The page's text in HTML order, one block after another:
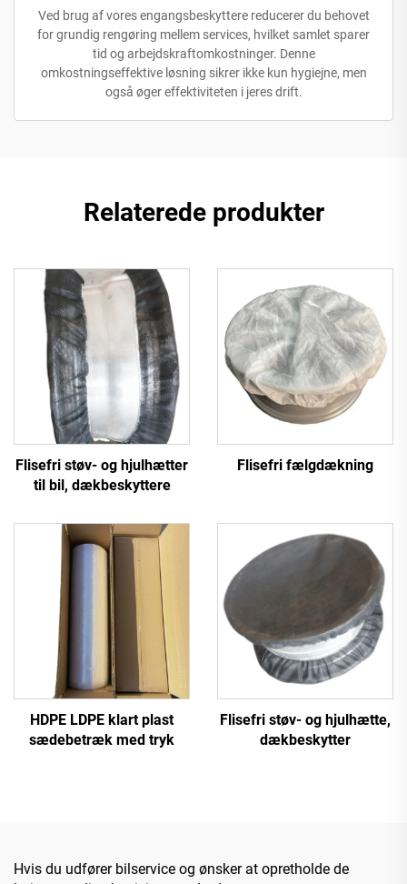
Ved brug af vores engangsbeskyttere reducerer du behovet
for grundig rengøring mellem services, hvilket samlet sparer
tid og arbejdskraftomkostninger. Denne
omkostningseffektive løsning sikrer ikke kun hygiejne, men
også øger effektiviteten i jeres drift.
Relaterede produkter
Flisefri støv- og hjulhætter
til bil, dækbeskyttere
Flisefri fælgdækning
HDPE LDPE klart plast
sædebetræk med tryk
Flisefri støv- og hjulhætte,
dækbeskytter
Hvis du udfører bilservice og ønsker at opretholde de